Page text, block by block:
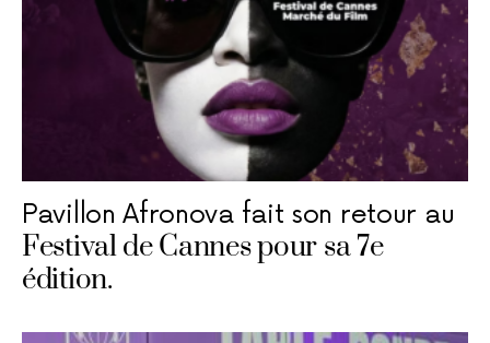
Pavillon Afronova fait son retour au
Festival de Cannes pour sa 7e
édition.